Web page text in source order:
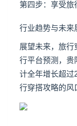
第四步：享受旅
行业趋势与未来
展望未来，旅行
行平台预测，贵
计全年增长超过
行穿搭攻略的风